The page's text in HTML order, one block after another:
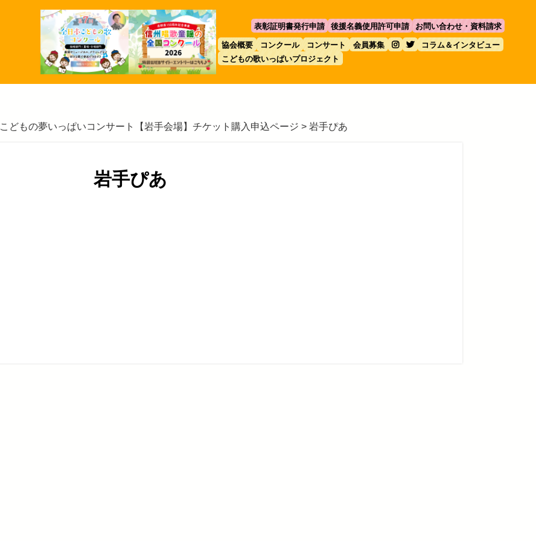
お問い合わせ・資料請求
後援名義使用許可申請
表彰証明書発行申請
協会概要 コンクール コンサート 会員募集
コラム＆インタビュー
こどもの歌いっぱいプロジェクト
こどもの夢いっぱいコンサート【岩手会場】チケット購入申込ページ > 岩手ぴあ
岩手ぴあ